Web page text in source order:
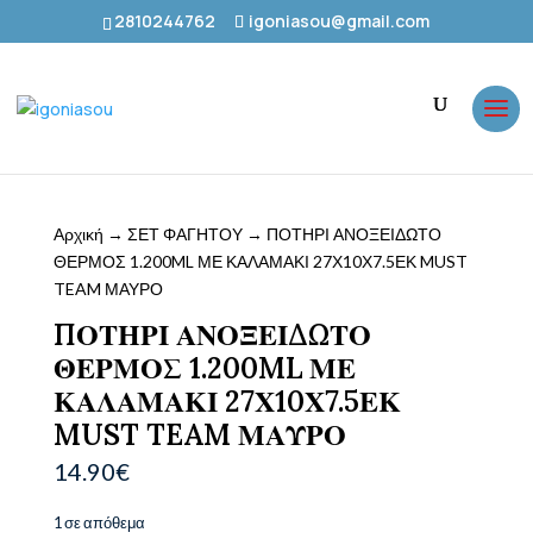
2810244762 igoniasou@gmail.com
Αρχική → ΣΕΤ ΦΑΓΗΤΟΥ→ ΠΟΤΗΡΙ ΑΝΟΞΕΙΔΩΤΟ
ΘΕΡΜΟΣ 1.200ML ΜΕ ΚΑΛΑΜΑΚΙ 27Χ10Χ7.5ΕΚ MUST
TEAM ΜΑΥΡΟ
ΠΟΤΗΡΙ ΑΝΟΞΕΙΔΩΤΟ
ΘΕΡΜΟΣ 1.200ML ΜΕ
ΚΑΛΑΜΑΚΙ 27Χ10Χ7.5ΕΚ
MUST TEAM ΜΑΥΡΟ
14.90€
1 σε απόθεμα